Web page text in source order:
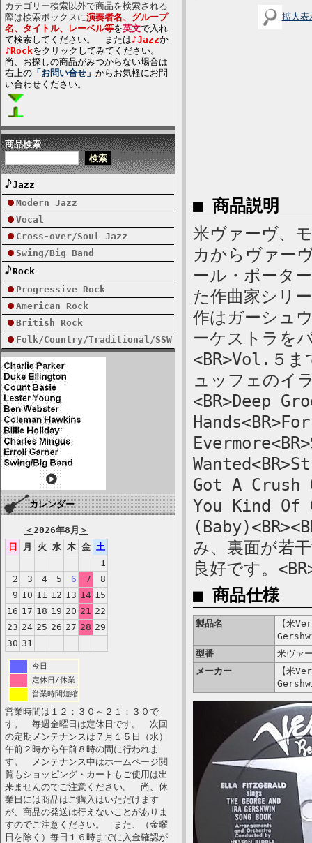
カテゴリー検索以外で商品を検索される
際は検索ボックスに演奏者名、グループ
名、タイトル、レーベル等を英文で入れ
て検索してください。 または♪Jazzか
♪Rockをクリックしてみてください。
尚、お探しの商品がみつからない場合は
右上の 「お問い合せ」 からお気軽にお問
い合わせください。
商品検索
Jazz
Modern Jazz
Vocal
Cross-over/Soul Jazz
Swing/Big Band
Rock
Progressive Rock
American Rock
British Rock
Folk/Country/Traditional/SSW
カレンダー
＜2026年8月 ＞
日
月 火 水 木 金 土
1
2
3 4 5 6 7
8
9 10 11 12 13 14 15
16 17 18 19 20 21 22
23 24 25 26 27 28 29
30 31
今日
定休日/休業
営業時間短縮
営業時間は１２：３０～２１：３０で
す。 毎週金曜日は定休日です。 次回
の定期メンテナンスは７月１５日（水）
午前２時から午前８時の間に行われま
す。 メンテナンス中はホームページ閲
覧もショッピング・カートもご使用は出
来ませんのでご注意ください。 尚、休
業日には商品はご購入はいただけます
が、商品の発送は行えないことがありま
すのでご注意ください。 また、（金曜
日を除く）毎日１６時までに入金確認が
拡大表
■ 商品説明
米ヴァーヴ、
カからヴァー
ール・ポータ
た作曲家シリ
作はガーシュ
ーケストラを
<BR>Vol.５ま
ュッフェのイ
<BR>Deep
Got A Crush
You Kind Of
み、裏面が若
良好です。
■ 商品仕様
製品名
【米
型番
米ヴァ
メーカー
【米